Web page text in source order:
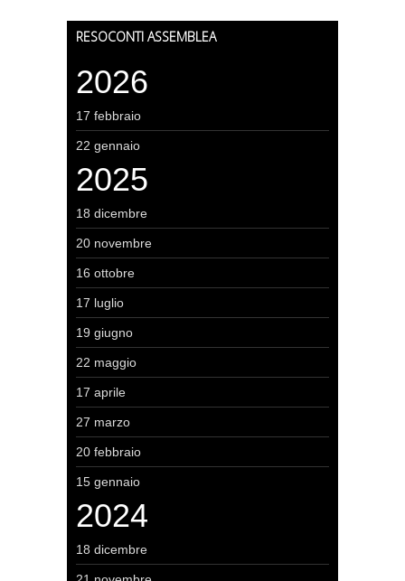
RESOCONTI ASSEMBLEA
2026
17 febbraio
22 gennaio
2025
18 dicembre
20 novembre
16 ottobre
17 luglio
19 giugno
22 maggio
17 aprile
27 marzo
20 febbraio
15 gennaio
2024
18 dicembre